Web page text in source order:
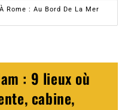
Rome : Au Bord De La Mer
: 9 lieux où
cabine,